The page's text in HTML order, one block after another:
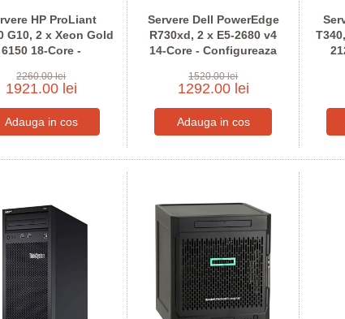
HP ProLiant
G10, 2 x Xeon Gold
6150 18-Core -
comanda
2260.00 lei
1921.00 lei
Servere Dell PowerEdge
R730xd, 2 x E5-2680 v4
14-Core - Configureaza
1520.00 lei
1292.00 lei